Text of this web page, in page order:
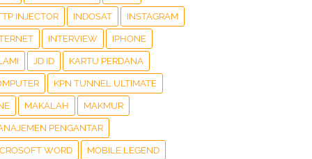
INJECTOR INDOSAT INSTAGRAM
INTERVIEW IPHONE
JD ID KARTU PERDANA
KPN TUNNEL ULTIMATE
MAKALAH MAKMUR
PENGANTAR
WORD MOBILE LEGEND